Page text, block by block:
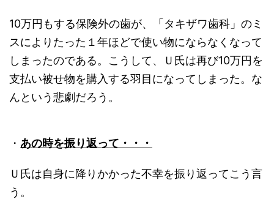
10万円もする保険外の歯が、「タキザワ歯科」のミ
スによりたった１年ほどで使い物にならなくなって
しまったのである。こうして、Ｕ氏は再び10万円を
支払い被せ物を購入する羽目になってしまった。な
んという悲劇だろう。
・ あの時を振り返って・・・
Ｕ氏は自身に降りかかった不幸を振り返ってこう言
う。